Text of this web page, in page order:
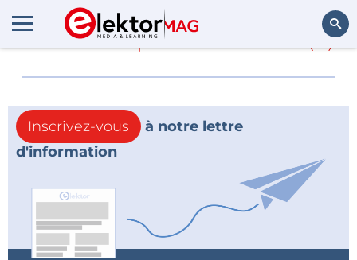
En savoir plus sur (0)
Inscrivez-vous
à notre lettre
d'information